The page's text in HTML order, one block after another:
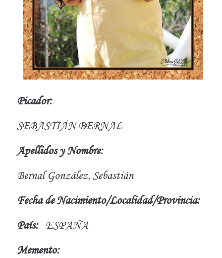
Picador:
SEBASTIÁN BERNAL
Apellidos y Nombre:
Bernal González, Sebastián
Fecha de Nacimiento/Localidad/Provincia:
País:ESPAÑA
Memento: